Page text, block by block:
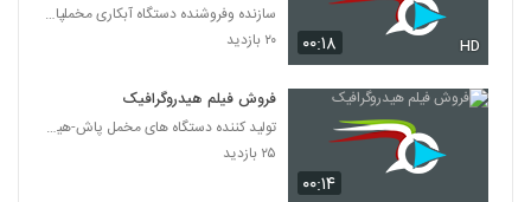
۰۰:۱۸ HD
سازنده وفروشنده دستگاه آبکاری مخملپاش هیدروگرافیک
۲۰ بازدید
۰۰:۱۴
فروش فیلم هیدروگرافیک
تولید کننده دستگاه های مخمل پاش-هیدروگرافیک-ابکاری
۲۵ بازدید